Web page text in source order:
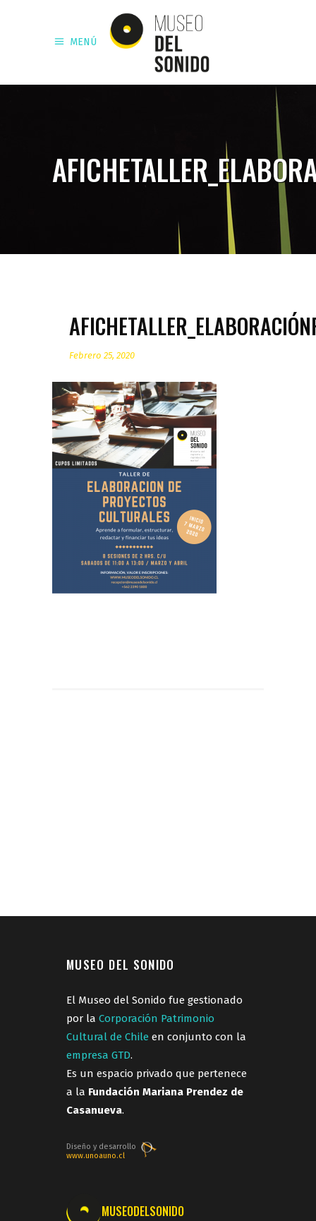
MENÚ
Febrero 25, 2020
MUSEO DEL SONIDO
El Museo del Sonido fue gestionado
por la Corporación Patrimonio
Cultural de Chile en conjunto con la
empresa GTD.
Es un espacio privado que pertenece
a la Fundación Mariana Prendez de
Casanueva.
Diseño y desarrollo
www.unoauno.cl
MUSEODELSONIDO